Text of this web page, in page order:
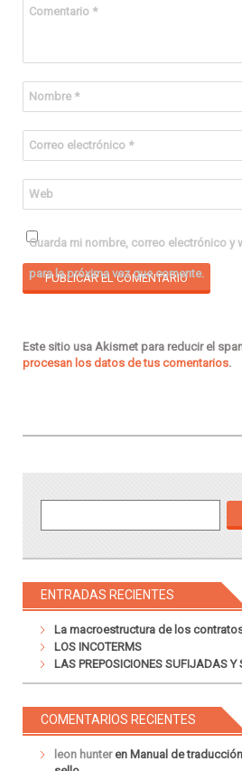
Comentario *
Nombre *
Correo electrónico *
Web
Guarda mi nombre, correo electrónico y
para la próxima vez que comente.
Este sitio usa Akismet para reducir el
procesan los datos de tus comentarios.
ENTRADAS RECIENTES
La macroestructura de los
LOS INCOTERMS
LAS PREPOSICIONES SUFIJADAS Y
COMENTARIOS RECIENTES
leon hunteren Manual de